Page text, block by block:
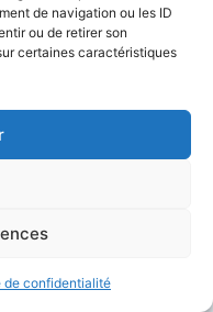
de navigation ou les ID
ou de retirer son
certaines caractéristiques
de confidentialité
par